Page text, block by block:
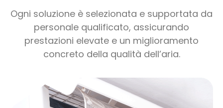
Ogni soluzione è selezionata e supportata da
personale qualificato, assicurando
prestazioni elevate e un miglioramento
concreto della qualità dell’aria.